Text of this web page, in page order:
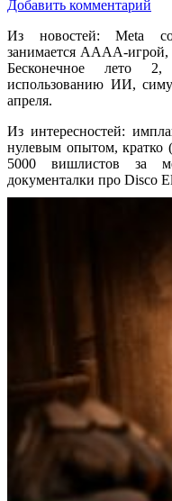
Добавить комментарий
Из новостей: Meta
занимается АААА-игрой,
Бесконечное лето
использованию ИИ,
апреля.
Из интересностей:
нулевым опытом, кратко
5000 вишлистов за
документалки про Disco